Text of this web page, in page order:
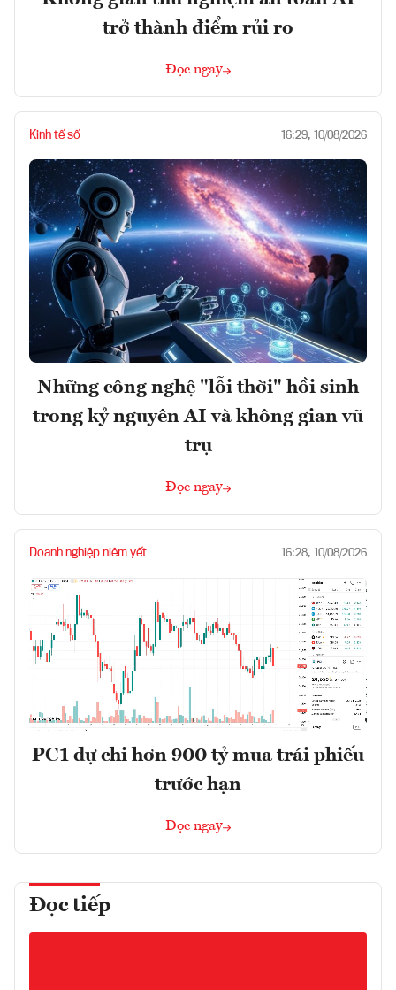
trở thành điểm rủi ro
Đọc ngay
Kinh tế số 16:29, 10/08/2026
Những công nghệ "lỗi thời" hồi sinh
trong kỷ nguyên AI và không gian vũ
trụ
Đọc ngay
Doanh nghiệp niêm yết 16:28, 10/08/2026
PC1 dự chi hơn 900 tỷ mua trái phiếu
trước hạn
Đọc ngay
Đọc tiếp